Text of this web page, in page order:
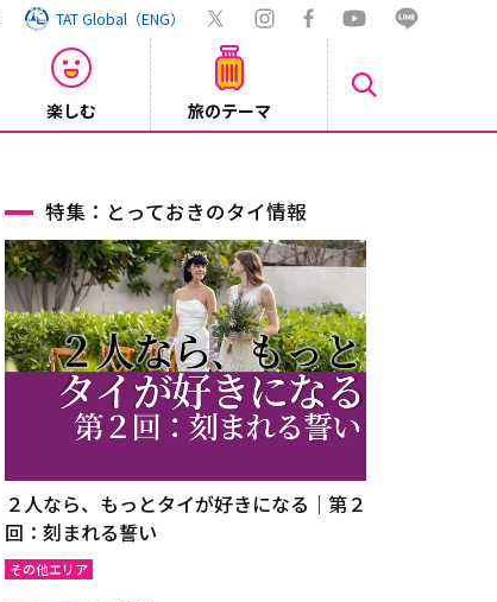
TAT Global（ENG）
楽しむ 旅のテーマ
特集：とっておきのタイ情報
２人なら、もっとタイが好きになる｜第２
回：刻まれる誓い
その他エリア